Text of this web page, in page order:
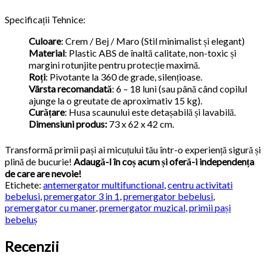
Specificații Tehnice:
Culoare: Crem / Bej / Maro (Stil minimalist și elegant)
Material: Plastic ABS de înaltă calitate, non-toxic și
margini rotunjite pentru protecție maximă.
Roți: Pivotante la 360 de grade, silențioase.
Vârsta recomandată: 6 – 18 luni (sau până când copilul
ajunge la o greutate de aproximativ 15 kg).
Curățare: Husa scaunului este detașabilă și lavabilă.
Dimensiuni produs: 73 x 62 x 42 cm.
Transformă primii pași ai micuțului tău într-o experiență sigură și
plină de bucurie! Adaugă-l în coș acum și oferă-i independența
de care are nevoie!
Etichete: antemergator multifunctional,centru activitati
bebelusi,premergator 3 in 1,premergator bebelusi,
premergator cu maner,premergator muzical,primii pași
bebeluș
Recenzii